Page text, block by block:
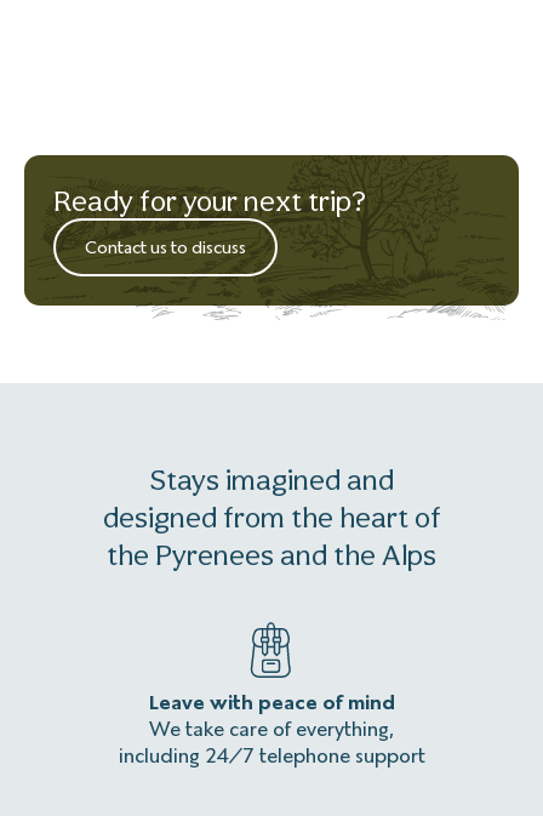
Ready for your next trip?
Contact us to discuss
Stays imagined and
designed from the heart of
the Pyrenees and the Alps
Leave with peace of mind
We take care of everything,
including 24/7 telephone support